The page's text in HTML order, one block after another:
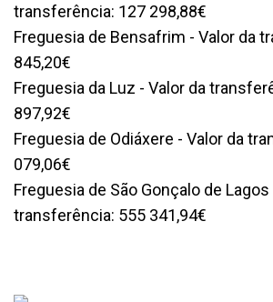
transferência: 127 298,88€
Freguesia de Bensafrim - Valor da
845,20€
Freguesia da Luz - Valor da
897,92€
Freguesia de Odiáxere - Valor da
079,06€
Freguesia de São Gonçalo de Lagos
transferência: 555 341,94€